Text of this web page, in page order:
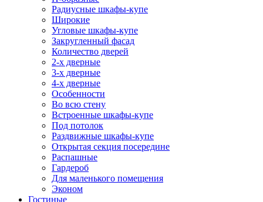
Радиусные шкафы-купе
Широкие
Угловые шкафы-купе
Закругленный фасад
Количество дверей
2-х дверные
3-х дверные
4-х дверные
Особенности
Во всю стену
Встроенные шкафы-купе
Под потолок
Раздвижные шкафы-купе
Открытая секция посередине
Распашные
Гардероб
Для маленького помещения
Эконом
Гостиные